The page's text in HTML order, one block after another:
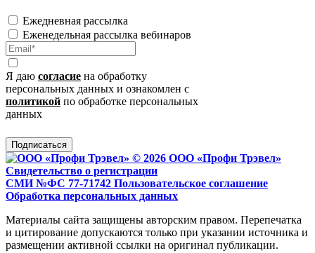
Ежедневная рассылка
Еженедельная рассылка вебинаров
Я даю согласие на обработку
персональных данных и ознакомлен с
политикой по обработке персональных
данных
Подписаться
© 2026 ООО «Профи Трэвeл»
Свидетельство о регистрации
СМИ №ФС 77-71742 Пользовательское соглашение
Обработка персональных данных
Материалы сайта защищены авторским правом. Перепечатка
и цитирование допускаются только при указании источника и
размещении активной ссылки на оригинал публикации.